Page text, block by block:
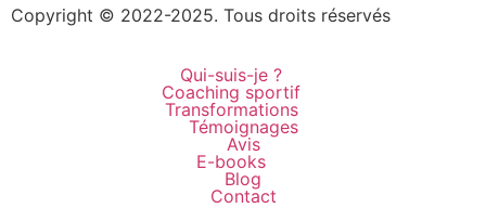
Copyright © 2022-2025. Tous droits réservés
Qui-suis-je ?
Coaching sportif
Transformations
Témoignages
Avis
E-books
Blog
Contact